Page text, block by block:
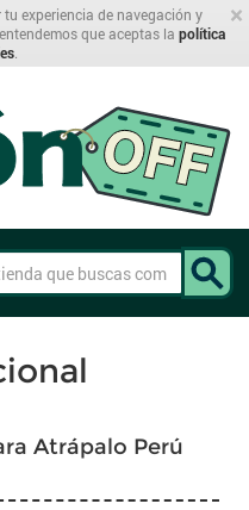
×
experiencia de navegación y
que aceptas la política
Atrápalo Perú